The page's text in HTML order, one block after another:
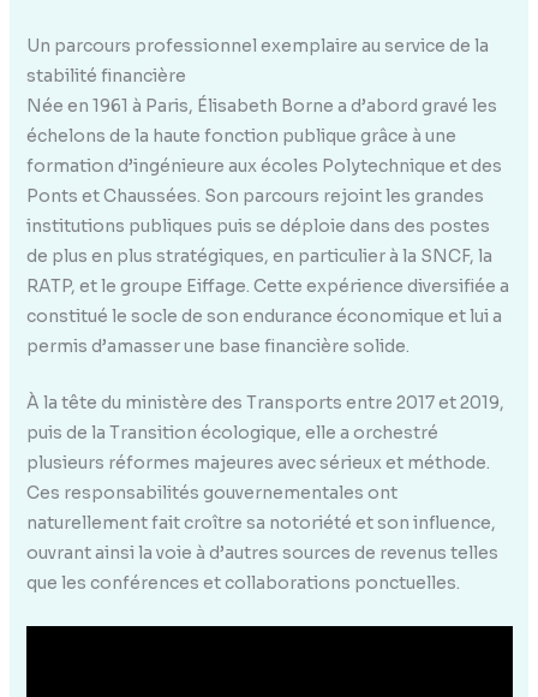
Un parcours professionnel exemplaire au service de la
stabilité financière
Née en 1961 à Paris, Élisabeth Borne a d’abord gravé les
échelons de la haute fonction publique grâce à une
formation d’ingénieure aux écoles Polytechnique et des
Ponts et Chaussées. Son parcours rejoint les grandes
institutions publiques puis se déploie dans des postes
de plus en plus stratégiques, en particulier à la SNCF, la
RATP, et le groupe Eiffage. Cette expérience diversifiée a
constitué le socle de son endurance économique et lui a
permis d’amasser une base financière solide.
À la tête du ministère des Transports entre 2017 et 2019,
puis de la Transition écologique, elle a orchestré
plusieurs réformes majeures avec sérieux et méthode.
Ces responsabilités gouvernementales ont
naturellement fait croître sa notoriété et son influence,
ouvrant ainsi la voie à d’autres sources de revenus telles
que les conférences et collaborations ponctuelles.